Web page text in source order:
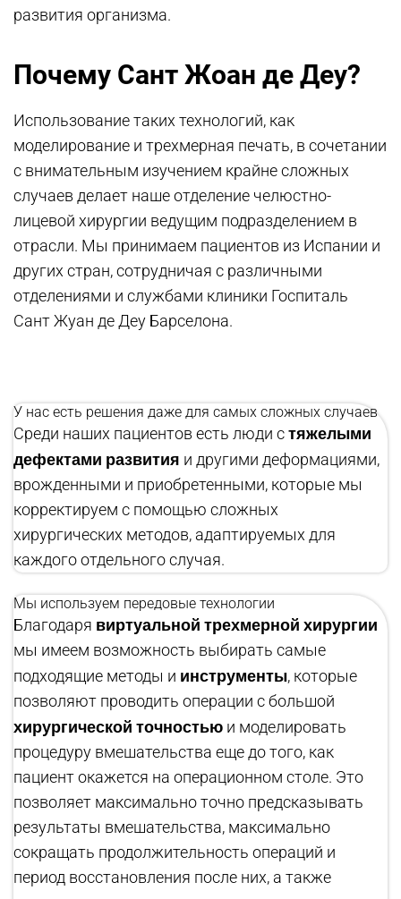
развития организма.
Почему Сант Жоан де Деу?
Использование таких технологий, как
моделирование и трехмерная печать, в сочетании
с внимательным изучением крайне сложных
случаев делает наше отделение челюстно-
лицевой хирургии ведущим подразделением в
отрасли. Мы принимаем пациентов из Испании и
других стран, сотрудничая с различными
отделениями и службами клиники Госпиталь
Сант Жуан де Деу Барселона.
У нас есть решения даже для самых сложных случаев
Среди наших пациентов есть люди стяжелыми
дефектами развития и другими деформациями,
врожденными и приобретенными, которые мы
корректируем с помощью сложных
хирургических методов, адаптируемых для
каждого отдельного случая.
Мы используем передовые технологии
Благодаря виртуальной трехмерной хирургии
мы имеем возможность выбирать самые
подходящие методы и инструменты, которые
позволяют проводить операции с большой
хирургической точностью и моделировать
процедуру вмешательства еще до того, как
пациент окажется на операционном столе. Это
позволяет максимально точно предсказывать
результаты вмешательства, максимально
сокращать продолжительность операций и
период восстановления после них, а также